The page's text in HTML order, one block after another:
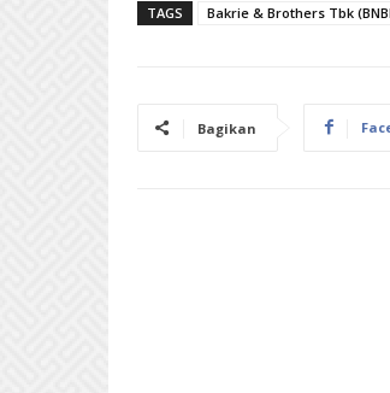
TAGS Bakrie & Brothers Tbk
Bagikan